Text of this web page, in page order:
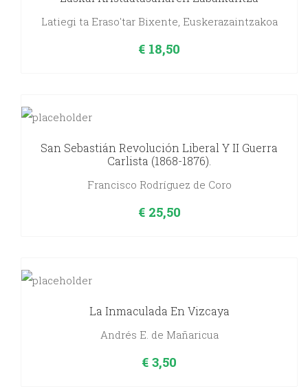
Latiegi ta Eraso'tar Bixente, Euskerazaintzakoa
€ 18,50
San Sebastián Revolución Liberal Y II Guerra
Carlista (1868-1876).
Francisco Rodríguez de Coro
€25,50
La Inmaculada En Vizcaya
Andrés E. de Mañaricua
€ 3,50